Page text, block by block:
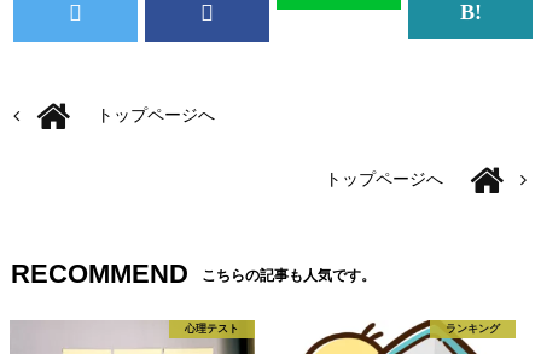
トップページへ
トップページへ
RECOMMEND こちらの記事も人気です。
心理テスト ランキング